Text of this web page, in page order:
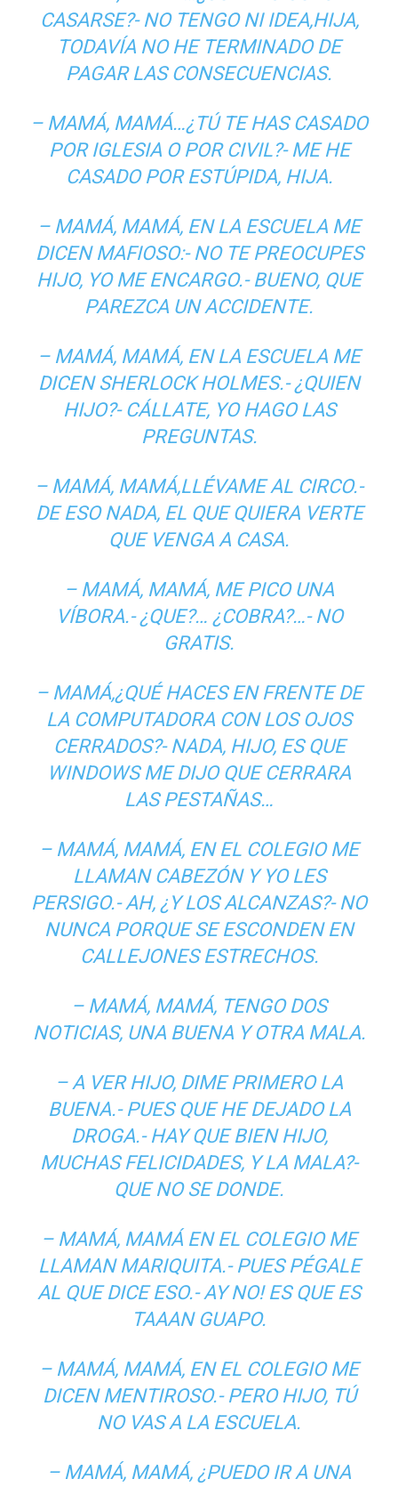
CASARSE?- NO TENGO NI IDEA,HIJA,
TODAVÍA NO HE TERMINADO DE
PAGAR LAS CONSECUENCIAS.
– MAMÁ, MAMÁ…¿TÚ TE HAS CASADO
POR IGLESIA O POR CIVIL?- ME HE
CASADO POR ESTÚPIDA, HIJA.
– MAMÁ, MAMÁ, EN LA ESCUELA ME
DICEN MAFIOSO:- NO TE PREOCUPES
HIJO, YO ME ENCARGO.- BUENO, QUE
PAREZCA UN ACCIDENTE.
– MAMÁ, MAMÁ, EN LA ESCUELA ME
DICEN SHERLOCK HOLMES.- ¿QUIEN
HIJO?- CÁLLATE, YO HAGO LAS
PREGUNTAS.
– MAMÁ, MAMÁ,LLÉVAME AL CIRCO.-
DE ESO NADA, EL QUE QUIERA VERTE
QUE VENGA A CASA.
– MAMÁ, MAMÁ, ME PICO UNA
VÍBORA.- ¿QUE?… ¿COBRA?…- NO
GRATIS.
– MAMÁ,¿QUÉ HACES EN FRENTE DE
LA COMPUTADORA CON LOS OJOS
CERRADOS?- NADA, HIJO, ES QUE
WINDOWS ME DIJO QUE CERRARA
LAS PESTAÑAS…
– MAMÁ, MAMÁ, EN EL COLEGIO ME
LLAMAN CABEZÓN Y YO LES
PERSIGO.- AH, ¿Y LOS ALCANZAS?- NO
NUNCA PORQUE SE ESCONDEN EN
CALLEJONES ESTRECHOS.
– MAMÁ, MAMÁ, TENGO DOS
NOTICIAS, UNA BUENA Y OTRA MALA.
– A VER HIJO, DIME PRIMERO LA
BUENA.- PUES QUE HE DEJADO LA
DROGA.- HAY QUE BIEN HIJO,
MUCHAS FELICIDADES, Y LA MALA?-
QUE NO SE DONDE.
– MAMÁ, MAMÁ EN EL COLEGIO ME
LLAMAN MARIQUITA.- PUES PÉGALE
AL QUE DICE ESO.- AY NO! ES QUE ES
TAAAN GUAPO.
– MAMÁ, MAMÁ, EN EL COLEGIO ME
DICEN MENTIROSO.- PERO HIJO, TÚ
NO VAS A LA ESCUELA.
– MAMÁ, MAMÁ, ¿PUEDO IR A UNA